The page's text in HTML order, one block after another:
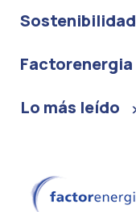
Sostenibilidad
Factorenergia
Lo más leído